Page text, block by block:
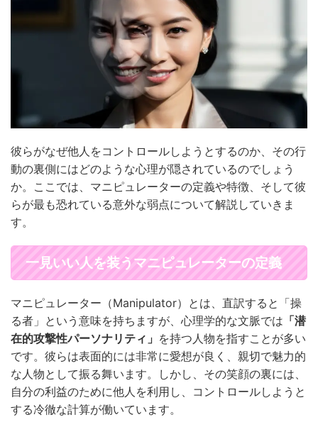
彼らがなぜ他人をコントロールしようとするのか、その行
動の裏側にはどのような心理が隠されているのでしょう
か。ここでは、マニピュレーターの定義や特徴、そして彼
らが最も恐れている意外な弱点について解説していきま
す。
一見いい人を装うマニピュレーターの定義
マニピュレーター（Manipulator）とは、直訳すると「操
る者」という意味を持ちますが、心理学的な文脈では 「潜
在的攻撃性パーソナリティ」 を持つ人物を指すことが多い
です。彼らは表面的には非常に愛想が良く、親切で魅力的
な人物として振る舞います。しかし、その笑顔の裏には、
自分の利益のために他人を利用し、コントロールしようと
する冷徹な計算が働いています。